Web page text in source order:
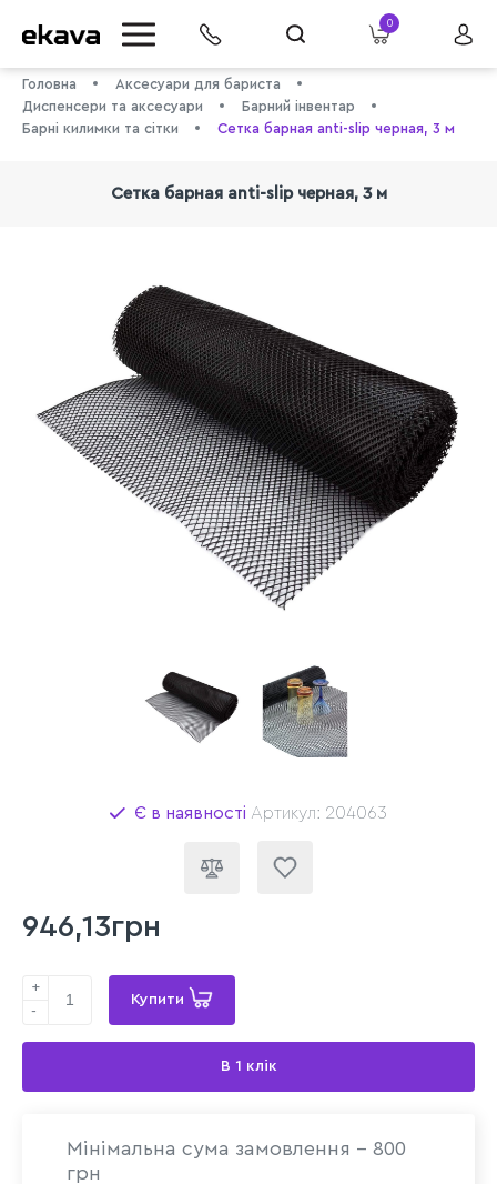
info@ekava.com.ua
0
Головна
Аксесуари для бариста
Диспенсери та аксесуари
Барний інвентар
Барні килимки та сітки
Сетка барная anti-slip черная, 3 м
Сетка барная anti-slip черная, 3 м
Є в наявності Артикул: 204063
946,13грн
+
-
Купити
В 1 клік
Мінімальна сума замовлення - 800
грн